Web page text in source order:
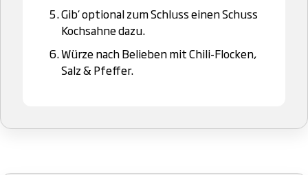
Gib‘ optional zum Schluss einen Schuss
Kochsahne dazu.
Würze nach Belieben mit Chili-Flocken,
Salz & Pfeffer.